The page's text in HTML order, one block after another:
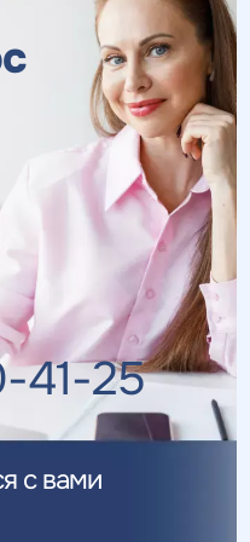
41-25
с вами
ПРЕДЛОЖЕНИЕ
ПРЕДЛОЖЕНИЕ